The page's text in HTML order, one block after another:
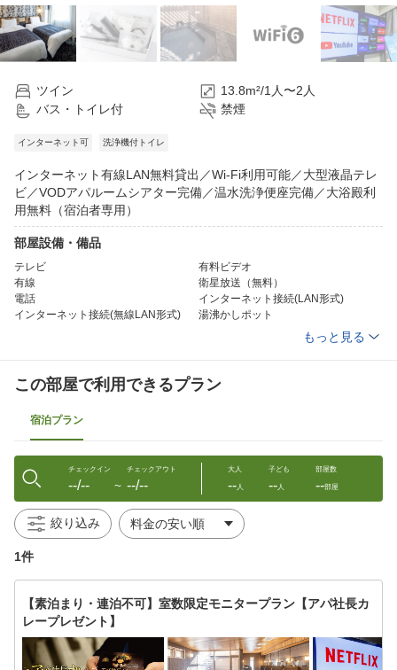
ツイン
13.8m²/1人〜2人
バス・トイレ付
禁煙
インターネット可 洗浄機付トイレ
インターネット有線LAN無料貸出／Wi-Fi利用可能／大型液晶テレ
ビ／VODアパルームシアター完備／温水洗浄便座完備／大浴殿利
用無料（宿泊者専用）
部屋設備・備品
テレビ
有料ビデオ
有線
衛星放送（無料）
電話
インターネット接続(LAN形式)
インターネット接続(無線LAN形式)
湯沸かしポット
ズボンプレッサー(貸出)
ボディーソープ
シャンプー
リンス
ハミガキセット
タオル
浴衣
もっと見る
この部屋で利用できるプラン
宿泊プラン
チェックイン
--/-- 〜
チェックアウト
--/--
大人
--人
子ども
-- 人
部屋数
--部屋
絞り込み
1件
【素泊まり・連泊不可】室数限定モニタープラン【アパ社長カ
レープレゼント】